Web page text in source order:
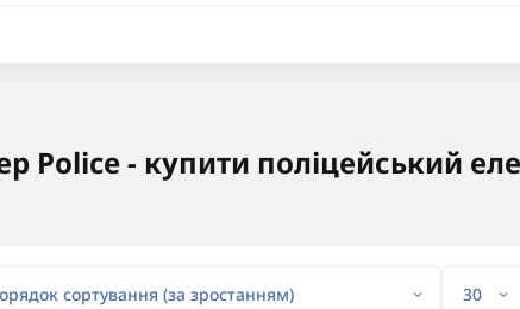
Police - купити поліцейський